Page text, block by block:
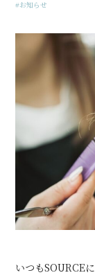
お知らせ
いつもSOURCE